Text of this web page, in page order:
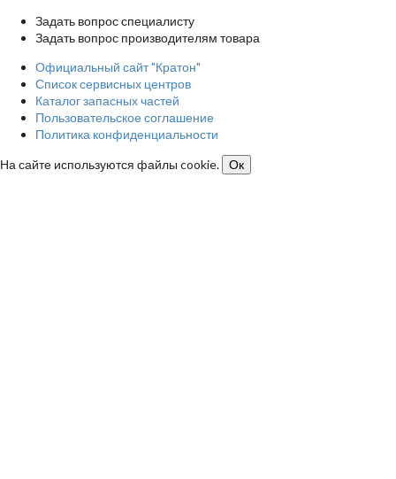
Задать вопрос специалисту
Задать вопрос производителям товара
Официальный сайт "Кратон"
Список сервисных центров
Каталог запасных частей
Пользовательское соглашение
Политика конфиденциальности
На сайте используются файлы cookie.
Ок